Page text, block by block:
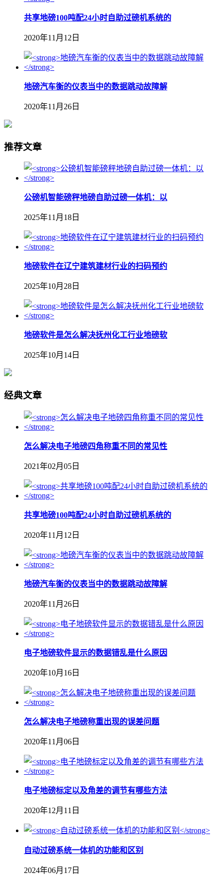
共享地磅100吨配24小时自助过磅机系统的
2020年11月12日
地磅汽车衡的仪表当中的数据跳动故障解
2020年11月26日
推荐文章
公磅机智能磅秤地磅自助过磅一体机：以
2025年11月18日
地磅软件在辽宁建筑建材行业的扫码预约
2025年10月28日
地磅软件是怎么解决抚州化工行业地磅软
2025年10月14日
经典文章
怎么解决电子地磅四角称重不同的常见性
2021年02月05日
共享地磅100吨配24小时自助过磅机系统的
2020年11月12日
地磅汽车衡的仪表当中的数据跳动故障解
2020年11月26日
电子地磅软件显示的数据错乱是什么原因
2020年10月16日
怎么解决电子地磅称重出现的误差问题
2020年11月06日
电子地磅标定以及角差的调节有哪些方法
2020年12月11日
自动过磅系统一体机的功能和区别
2024年06月17日